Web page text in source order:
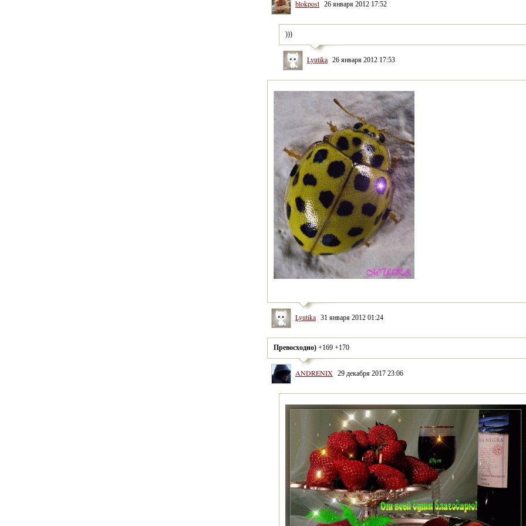
blokpost 26 января 2012 17:52
)))
Lyutika 26 января 2012 17:53
Lyutika 31 января 2012 01:24
Превосходно) +169 +170
ANDRENIX 29 декабря 2017 23:06